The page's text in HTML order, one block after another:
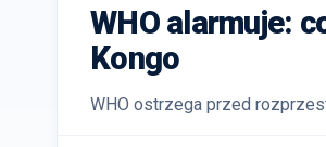
WHO alarmuje:
Kongo
WHO ostrzega przed